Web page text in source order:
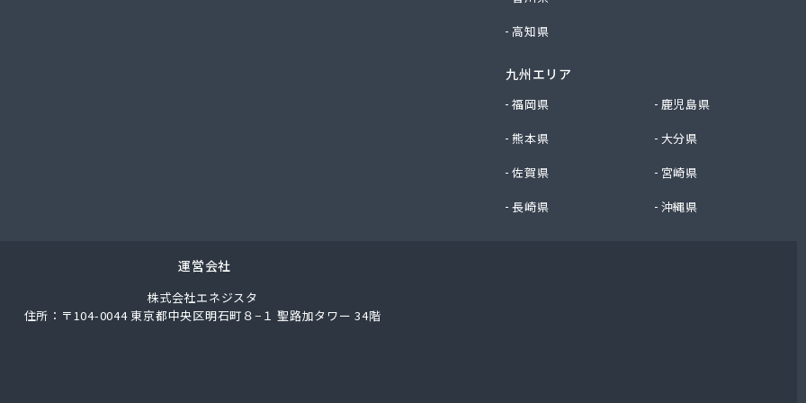
エネサンス九州 久留米営業所
エネサンス九州 福岡営業所
カネマサ
高知県
九州エリア
福岡県
鹿児島県
熊本県
大分県
佐賀県
宮崎県
長崎県
沖縄県
運営会社
株式会社エネジスタ
住所：〒104-0044 東京都中央区明石町８−１ 聖路加タワー 34階